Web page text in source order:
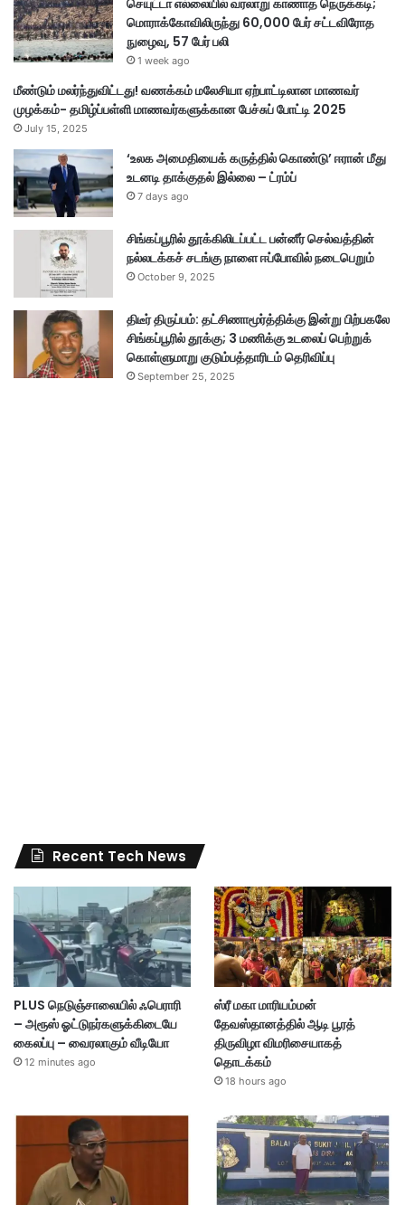
செயுட்டா எல்லையில் வரலாறு காணாத நெருக்கடி;
மொராக்கோவிலிருந்து 60,000 பேர் சட்டவிரோத
நுழைவு, 57 பேர் பலி
1 week ago
மீண்டும் மலர்ந்துவிட்டது! வணக்கம் மலேசியா ஏற்பாட்டிலான மாணவர்
முழக்கம்- தமிழ்ப்பள்ளி மாணவர்களுக்கான பேச்சுப் போட்டி 2025
July 15, 2025
‘உலக அமைதியைக் கருத்தில் கொண்டு’ ஈரான் மீது
உடனடி தாக்குதல் இல்லை – ட்ரம்ப்
7 days ago
சிங்கப்பூரில் தூக்கிலிடப்பட்ட பன்னீர் செல்வத்தின்
நல்லடக்கச் சடங்கு நாளை ஈப்போவில் நடைபெறும்
October 9, 2025
திடீர் திருப்பம்: தட்சிணாமூர்த்திக்கு இன்று பிற்பகலே
சிங்கப்பூரில் தூக்கு; 3 மணிக்கு உடலைப் பெற்றுக்
கொள்ளுமாறு குடும்பத்தாரிடம் தெரிவிப்பு
September 25, 2025
Recent Tech News
PLUS நெடுஞ்சாலையில் ஃபெராரி
– அரூஸ் ஓட்டுநர்களுக்கிடையே
கைலப்பு – வைரலாகும் வீடியோ
12 minutes ago
ஸ்ரீ மகா மாரியம்மன்
தேவஸ்தானத்தில் ஆடி பூரத்
திருவிழா விமரிசையாகத்
தொடக்கம்
18 hours ago